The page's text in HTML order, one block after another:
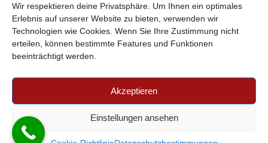
Wir respektieren deine Privatsphäre. Um Ihnen ein optimales
Erlebnis auf unserer Website zu bieten, verwenden wir
Technologien wie Cookies. Wenn Sie Ihre Zustimmung nicht
erteilen, können bestimmte Features und Funktionen
beeinträchtigt werden.
Akzeptieren
Einstellungen ansehen
Über uns
Informationen
Plattform der EU-Kommission zur Online-Streitbeilegung
Unsere AGB (PDF)
© 2026 Car-in Automotive GmbH